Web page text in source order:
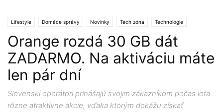
Lifestyle Domáce správy Novinky Tech zóna Technológie
Orange rozdá 30 GB dát
ZADARMO. Na aktiváciu máte
len pár dní
Slovenskí operátori prinášajú svojim zákazníkom počas leta
rôzne atraktívne akcie, vďaka ktorým dokážu získať